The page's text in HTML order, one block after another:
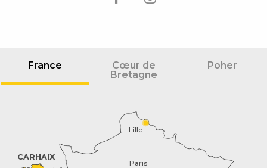
France
Cœur de
Bretagne
Poher
Paris
Lille
CARHAIX